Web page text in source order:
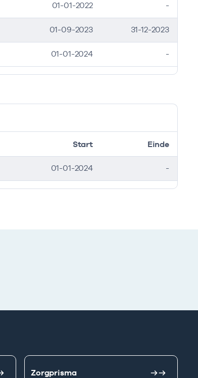
01-01-2022 -
01-09-2023 31-12-2023
01-01-2024 -
Start Einde
01-01-2024 -
Zorgprisma